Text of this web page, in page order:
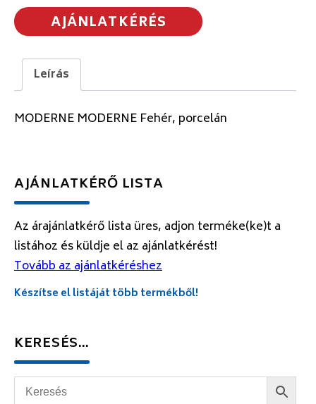
AJÁNLATKÉRÉS
Leírás
MODERNE MODERNE Fehér, porcelán
AJÁNLATKÉRŐ LISTA
Az árajánlatkérő lista üres, adjon terméke(ke)t a
listához és küldje el az ajánlatkérést!
Tovább az ajánlatkéréshez
Készítse el listáját több termékből!
KERESÉS…